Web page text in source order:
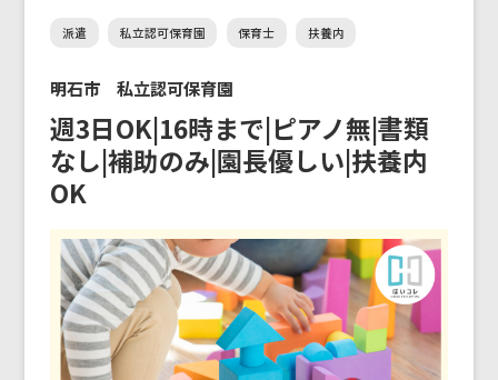
派遣 私立認可保育園 保育士 扶養内
明石市 私立認可保育園
週3日OK|16時まで|ピアノ無|書類
なし|補助のみ|園長優しい|扶養内
OK